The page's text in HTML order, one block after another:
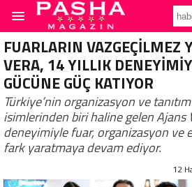
FUARLARIN VAZGEÇİLMEZ
VERA, 14 YILLIK
GÜCÜNE GÜÇ KATIYOR
Türkiye’nin organizasyon ve
isimlerinden biri haline gelen Ajans
deneyimiyle fuar, organizasyon ve
fark yaratmaya devam ediyor.
12